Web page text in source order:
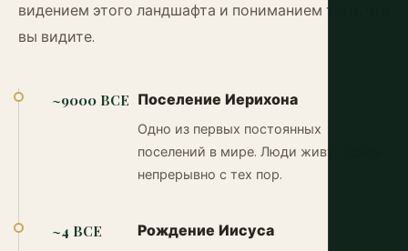
видением этого ландшафта и пониманием того, что
вы видите.
~9000 BCE Поселение Иерихона
Одно из первых постоянных
поселений в мире. Люди живут здесь
непрерывно с тех пор.
~4 BCE Рождение Иисуса